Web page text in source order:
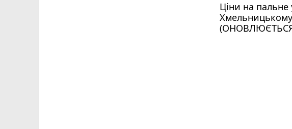
Ціни на пальне
Хмельницькому